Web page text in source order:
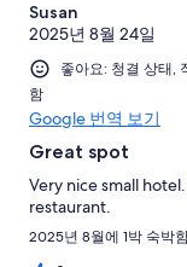
Susan
2025년 8월 24일
좋아요: 청결 상태,
함
Google 번역 보기
Great spot
Very nice small
restaurant.
2025년 8월에 1박 숙박